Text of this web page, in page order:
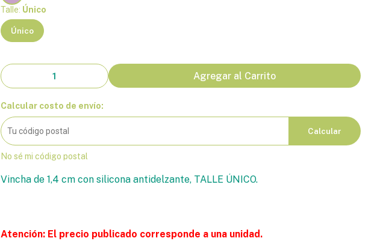
Talle: Único
Único
Agregar al Carrito
Calcular costo de envío:
Calcular
No sé mi código postal
Vincha de 1,4 cm con silicona antidelzante, TALLE ÚNICO.
Atención: El precio publicado corresponde a una unidad.